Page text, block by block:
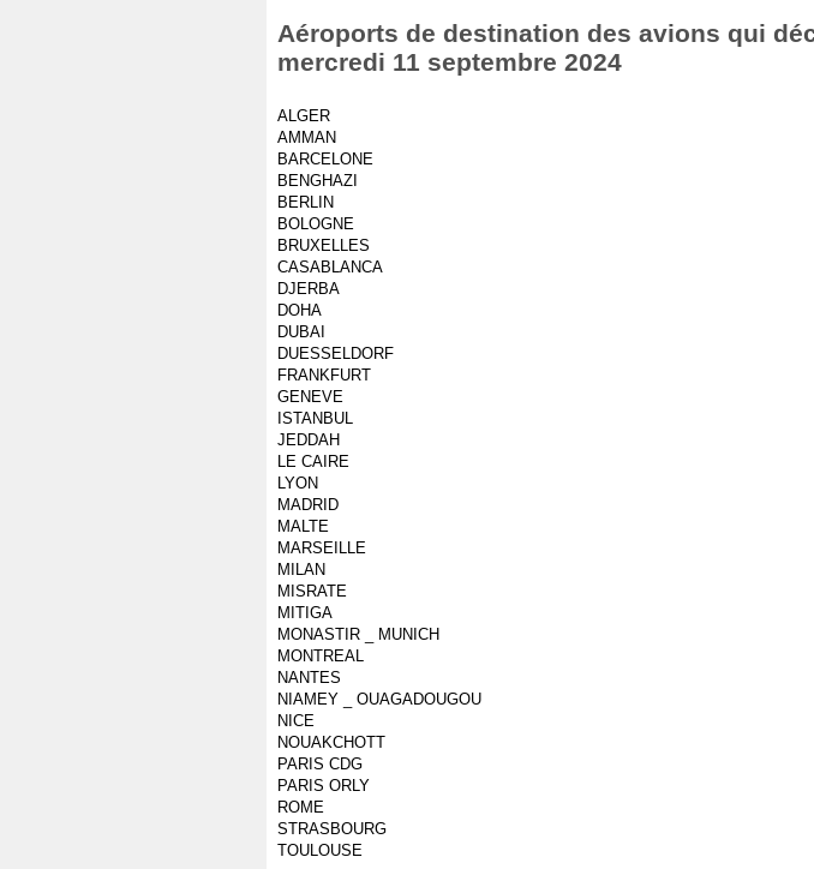
Aéroports de destination des avions qui
mercredi 11 septembre 2024
ALGER
AMMAN
BARCELONE
BENGHAZI
BERLIN
BOLOGNE
BRUXELLES
CASABLANCA
DJERBA
DOHA
DUBAI
DUESSELDORF
FRANKFURT
GENEVE
ISTANBUL
JEDDAH
LE CAIRE
LYON
MADRID
MALTE
MARSEILLE
MILAN
MISRATE
MITIGA
MONASTIR _ MUNICH
MONTREAL
NANTES
NIAMEY _ OUAGADOUGOU
NICE
NOUAKCHOTT
PARIS CDG
PARIS ORLY
ROME
STRASBOURG
TOULOUSE